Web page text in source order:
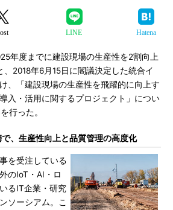
LINE Hatena
年度までに建設現場の生産性を2割向上
2018年6月15日に閣議決定した統合イ
、「建設現場の生産性を飛躍的に向上す
入・活用に関するプロジェクト」につい
行った。
、生産性向上と品質管理の高度化
を受注している
のIoT・AI・ロ
るIT企業・研究
ソーシアム。こ